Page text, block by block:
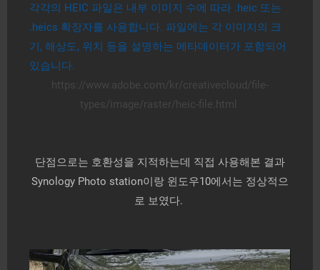
각각의 HEIC 파일은 내부 이미지 수에 따라 .heic 또는
.heics 확장자를 사용합니다. 파일에는 각 이미지의 크
기, 해상도, 위치 등을 설명하는 메타데이터가 포함되어
있습니다.
https://www.adobe.com/kr/creativecloud/file-
types/image/raster/heic-file.html
단점으로는 호환성을 지적하는데 직접 사용해본 결과
Synology Photo station이랑 윈도우10에서는 정상적으
로 보였다.